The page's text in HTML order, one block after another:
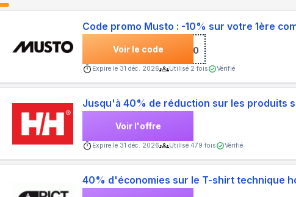
Code promo Musto : -10% sur votre 1ère
Voir le code***COME10
Expire le 31 déc. 2026 Utilisé 2 fois Vérifié
Jusqu'à 40% de réduction sur les produits
Voir l'offre
Expire le 31 déc. 2026 Utilisé479 fois Vérifié
40% d'économies sur le T-shirt technique